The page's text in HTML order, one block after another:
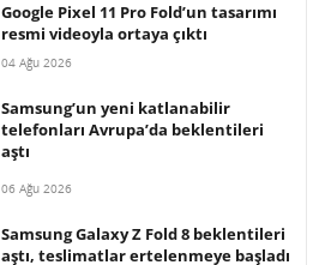
Google Pixel 11 Pro Fold’un tasarımı
resmi videoyla ortaya çıktı
04 Ağu 2026
Samsung’un yeni katlanabilir
telefonları Avrupa’da beklentileri
aştı
06 Ağu 2026
Samsung Galaxy Z Fold 8 beklentileri
aştı, teslimatlar ertelenmeye başladı